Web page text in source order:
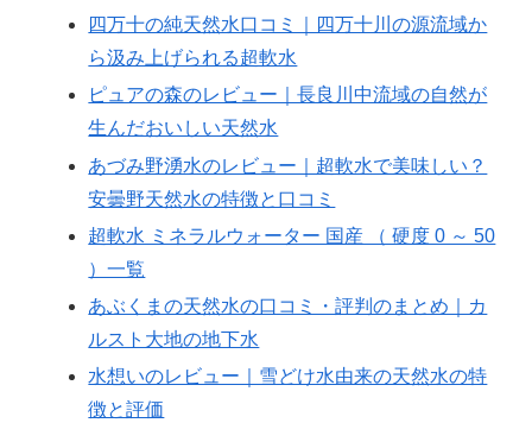
四万十の純天然水口コミ｜四万十川の源流域か
ら汲み上げられる超軟水
ピュアの森のレビュー｜長良川中流域の自然が
生んだおいしい天然水
あづみ野湧水のレビュー｜超軟水で美味しい？
安曇野天然水の特徴と口コミ
超軟水 ミネラルウォーター 国産 （ 硬度 0 ～ 50
）一覧
あぶくまの天然水の口コミ・評判のまとめ｜カ
ルスト大地の地下水
水想いのレビュー｜雪どけ水由来の天然水の特
徴と評価